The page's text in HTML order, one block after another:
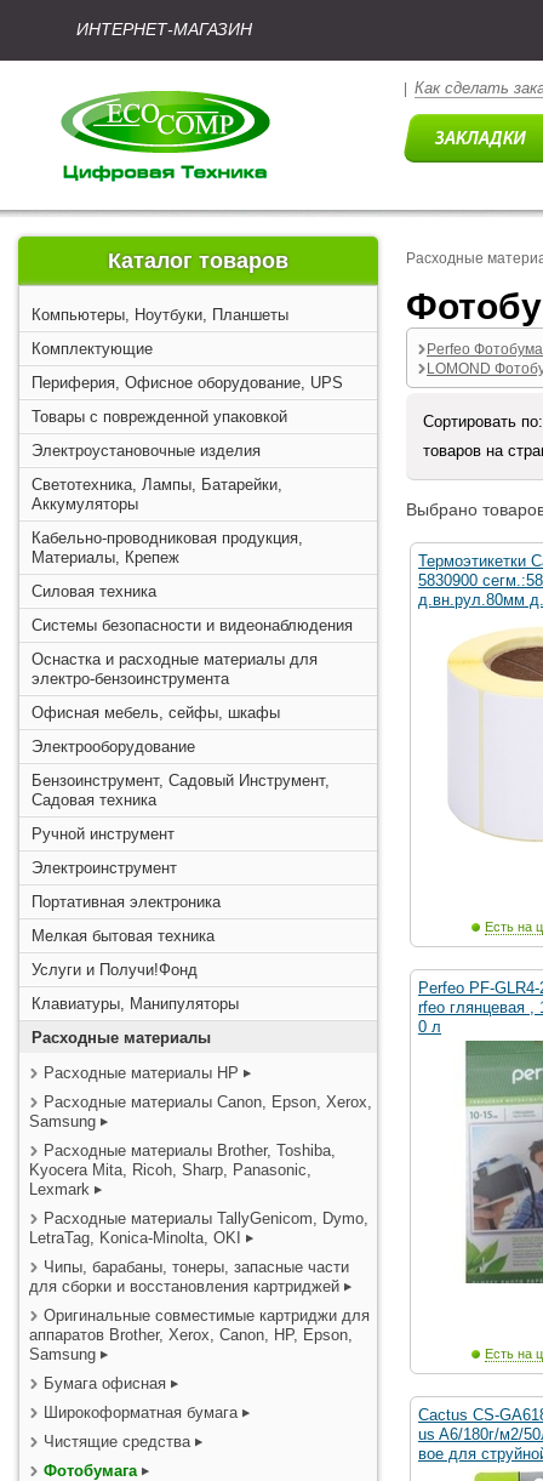
ИНТЕРНЕТ-МАГАЗИН
Как сделать
Каталог товаров
Компьютеры, Ноутбуки, Планшеты
Комплектующие
Периферия, Офисное оборудование, UPS
Товары с поврежденной упаковкой
Электроустановочные изделия
Светотехника, Лампы, Батарейки,
Аккумуляторы
Кабельно-проводниковая продукция,
Материалы, Крепеж
Силовая техника
Системы безопасности и видеонаблюдения
Оснастка и расходные материалы для
электро-бензоинструмента
Офисная мебель, сейфы, шкафы
Электрооборудование
Бензоинструмент, Садовый Инструмент,
Садовая техника
Ручной инструмент
Электроинструмент
Портативная электроника
Мелкая бытовая техника
Услуги и Получи!Фонд
Клавиатуры, Манипуляторы
Расходные материалы
Расходные материалы HP
Расходные материалы Canon, Epson, Xerox,
Samsung
Расходные материалы Brother, Toshiba,
Kyocera Mita, Ricoh, Sharp, Panasonic,
Lexmark
Расходные материалы TallyGenicom, Dymo,
LetraTag, Konica-Minolta, OKI
Чипы, барабаны, тонеры, запасные части
для сборки и восстановления картриджей
Оригинальные совместимые картриджи для
аппаратов Brother, Xerox, Canon, HP, Epson,
Samsung
Бумага офисная
Широкоформатная бумага
Чистящие средства
Фотобумага
Расходные
Perfeo
LOMOND
Сортировать
товаров на
Выбрано
Термоэтикетки
5830900
д.вн.рул.80мм д.
Есть на
Perfeo PF-
rfeo глянцевая ,
0 л
Есть на
Cactus CS-
us A6/180г/м2/
вое для